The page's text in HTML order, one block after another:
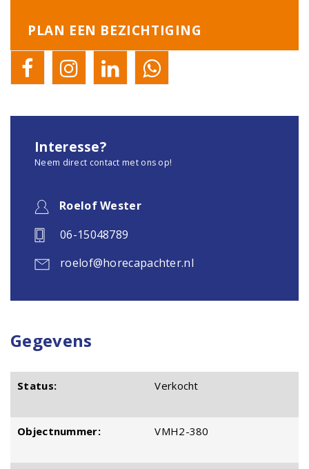
PLAN EEN BEZICHTIGING
Interesse?
Neem direct contact met ons op!
Roelof Wester
06-15048789
roelof@horecapachter.nl
Gegevens
Status: Verkocht
Objectnummer: VMH2-380